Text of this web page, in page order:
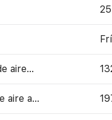
aire...
aire a…